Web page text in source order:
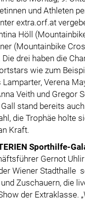
und Athleten
extra.orf.at
Höll
(Mountainbike
Die drei haben die
wie zum
Verena
Veith und Gregor
stand bereits
die Trophäe holte
Kraft.
Sporthilfe-
Gernot
Wiener Stadthalle
Zuschauern, die
der Extraklasse.